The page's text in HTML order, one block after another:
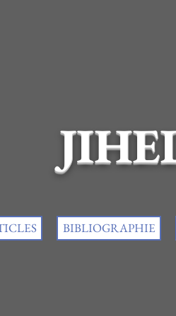
BIBLIOGRAPHIE